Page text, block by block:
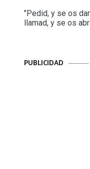
"Pedid, y se os
llamad, y se os
PUBLICIDAD